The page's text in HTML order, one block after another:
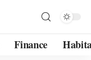
Finance